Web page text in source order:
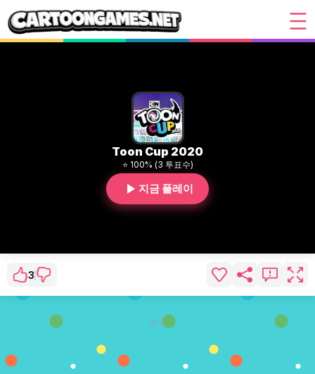
Toon Cup 2020
⭐ 100% (3 투표수)
지금 플레이
3
광고